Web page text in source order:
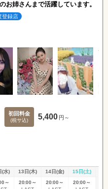
お姉さんまで活躍しています。
登録店
初回料金
(税サ込) 5,400 円～
(水) 13日(木) 14日(金) 15日(土)
～
20:00～
20:00～
20:00～